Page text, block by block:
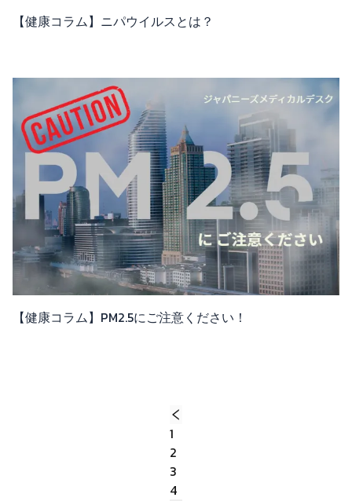
【健康コラム】ニパウイルスとは？
【健康コラム】PM2.5にご注意ください！
1
2
3
4